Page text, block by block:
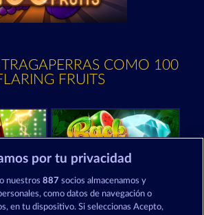
COMO 100
FRUITS
Back to the Fruits
por tu privacidad
nuestros887 socios almacenamos y
como datos de navegación o
en tu dispositivo. Si seleccionas Acepto,